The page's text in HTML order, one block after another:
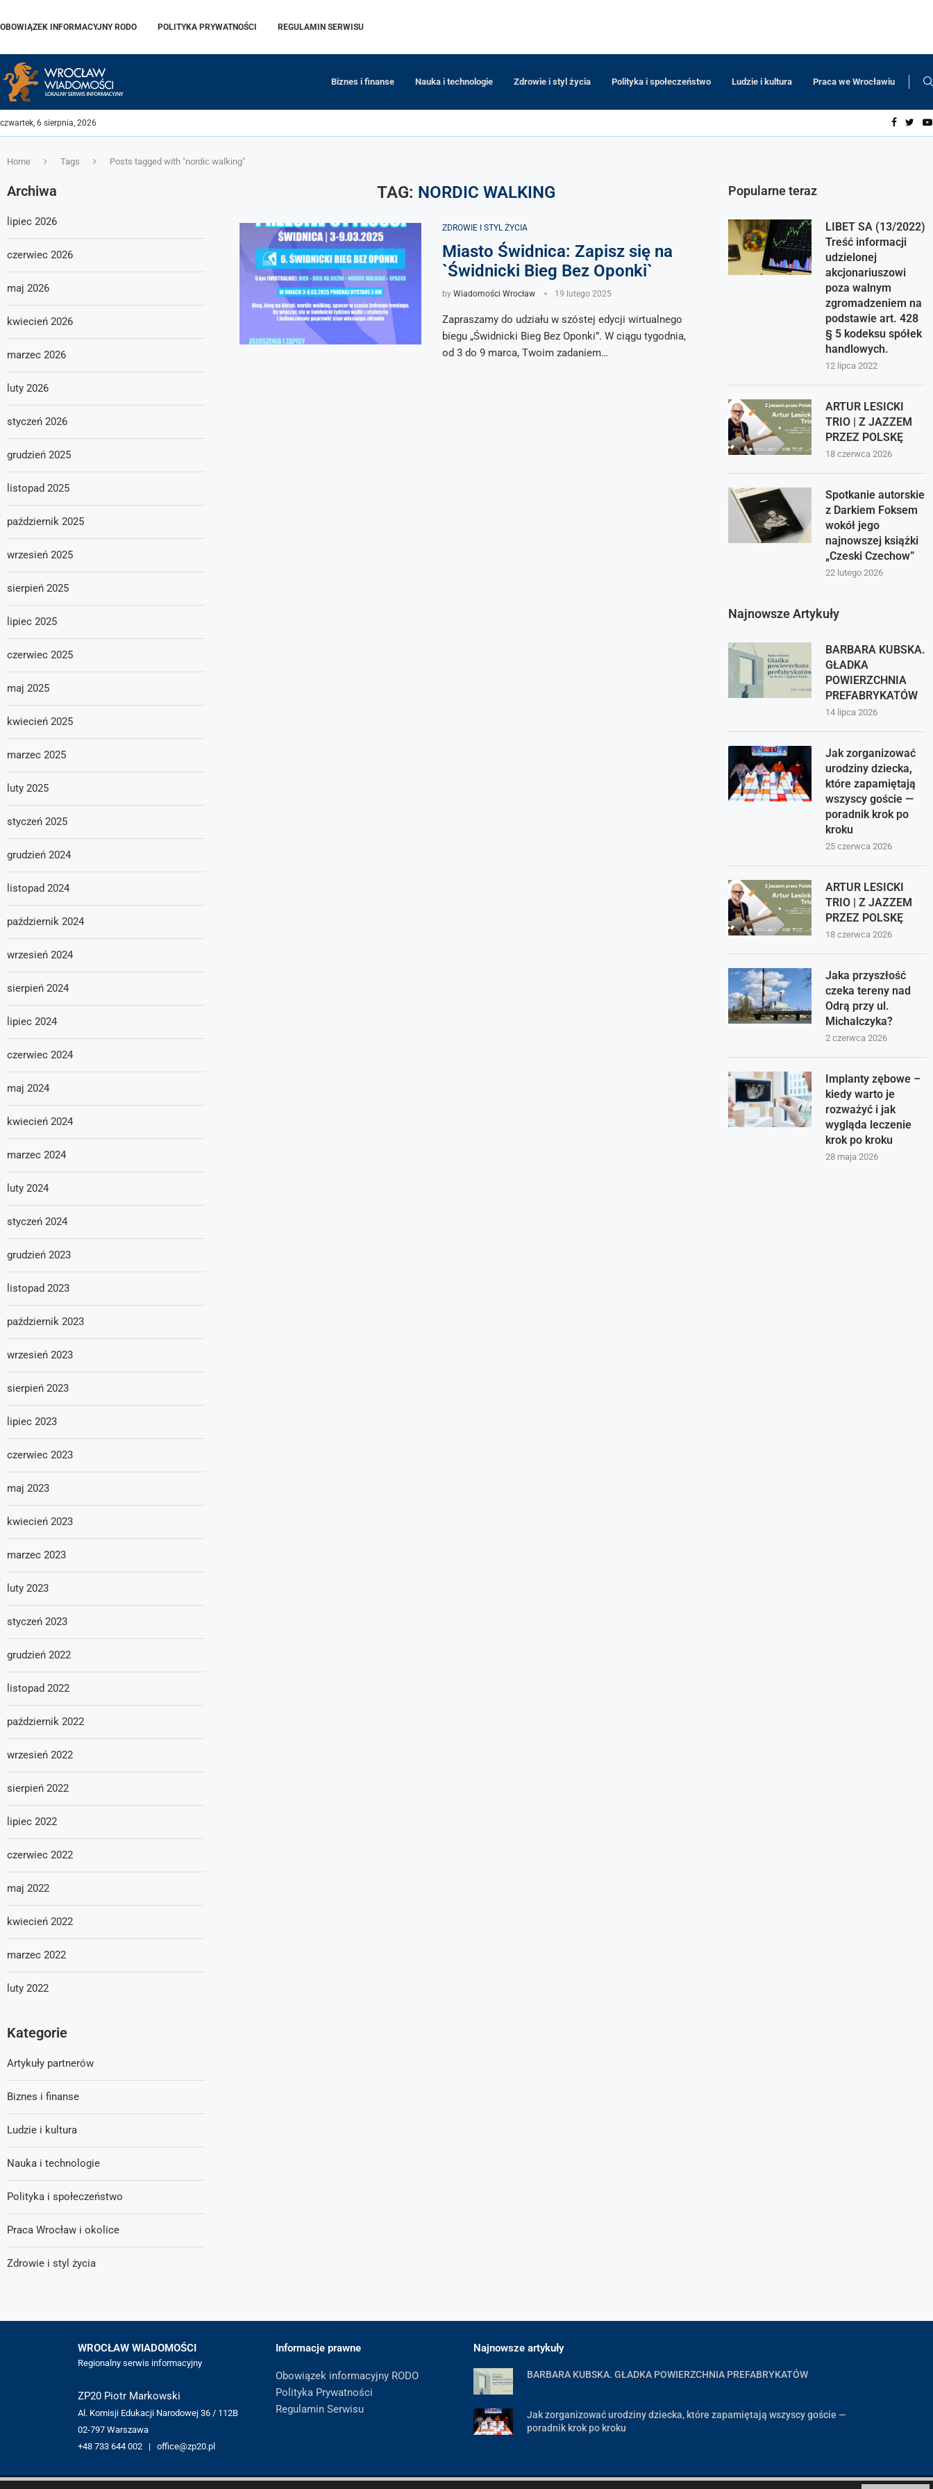
OBOWIĄZEK INFORMACYJNY RODO POLITYKA PRYWATNOŚCI REGULAMIN SERWISU
Biznes i finanse Nauka i technologie Zdrowie i styl życia Polityka i społeczeństwo Ludzie i kultura Praca we Wrocławiu
czwartek, 6 sierpnia, 2026
Home Tags Posts tagged with "nordic walking"
TAG: NORDIC WALKING
ZDROWIE I STYL ŻYCIA
Miasto Świdnica: Zapisz się na
`Świdnicki Bieg Bez Oponki`
by Wiadomości Wrocław 19 lutego 2025
Zapraszamy do udziału w szóstej edycji wirtualnego
biegu „Świdnicki Bieg Bez Oponki”. W ciągu tygodnia,
od 3 do 9 marca, Twoim zadaniem…
Popularne teraz
LIBET SA (13/2022)
Treść informacji
udzielonej
akcjonariuszowi
poza walnym
zgromadzeniem na
podstawie art. 428
§ 5 kodeksu spółek
handlowych.
12 lipca 2022
ARTUR LESICKI
TRIO | Z JAZZEM
PRZEZ POLSKĘ
18 czerwca 2026
Spotkanie autorskie
z Darkiem Foksem
wokół jego
najnowszej książki
„Czeski Czechow”
22 lutego 2026
Najnowsze Artykuły
BARBARA KUBSKA.
GŁADKA
POWIERZCHNIA
PREFABRYKATÓW
14 lipca 2026
Jak zorganizować
urodziny dziecka,
które zapamiętają
wszyscy goście —
poradnik krok po
kroku
25 czerwca 2026
ARTUR LESICKI
TRIO | Z JAZZEM
PRZEZ POLSKĘ
18 czerwca 2026
Jaka przyszłość
czeka tereny nad
Odrą przy ul.
Michalczyka?
2 czerwca 2026
Implanty zębowe –
kiedy warto je
rozważyć i jak
wygląda leczenie
krok po kroku
28 maja 2026
Archiwa
lipiec 2026
czerwiec 2026
maj 2026
kwiecień 2026
marzec 2026
luty 2026
styczeń 2026
grudzień 2025
listopad 2025
październik 2025
wrzesień 2025
sierpień 2025
lipiec 2025
czerwiec 2025
maj 2025
kwiecień 2025
marzec 2025
luty 2025
styczeń 2025
grudzień 2024
listopad 2024
październik 2024
wrzesień 2024
sierpień 2024
lipiec 2024
czerwiec 2024
maj 2024
kwiecień 2024
marzec 2024
luty 2024
styczeń 2024
grudzień 2023
listopad 2023
październik 2023
wrzesień 2023
sierpień 2023
lipiec 2023
czerwiec 2023
maj 2023
kwiecień 2023
marzec 2023
luty 2023
styczeń 2023
grudzień 2022
listopad 2022
październik 2022
wrzesień 2022
sierpień 2022
lipiec 2022
czerwiec 2022
maj 2022
kwiecień 2022
marzec 2022
luty 2022
Kategorie
Artykuły partnerów
Biznes i finanse
Ludzie i kultura
Nauka i technologie
Polityka i społeczeństwo
Praca Wrocław i okolice
Zdrowie i styl życia
WROCŁAW WIADOMOŚCI
Regionalny serwis informacyjny
ZP20 Piotr Markowski
Al. Komisji Edukacji Narodowej 36 / 112B
02-797 Warszawa
+48 733 644 002 | office@zp20.pl
Informacje prawne
Obowiązek informacyjny RODO
Polityka Prywatności
Regulamin Serwisu
Najnowsze artykuły
BARBARA KUBSKA. GŁADKA POWIERZCHNIA PREFABRYKATÓW
Jak zorganizować urodziny dziecka, które zapamiętają wszyscy goście —
poradnik krok po kroku